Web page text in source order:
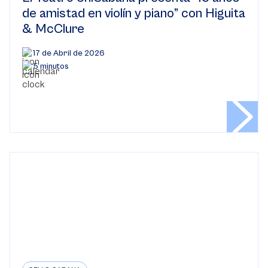
de amistad en violín y piano” con Higuita
& McClure
17 de Abril de 2026
5 minutos